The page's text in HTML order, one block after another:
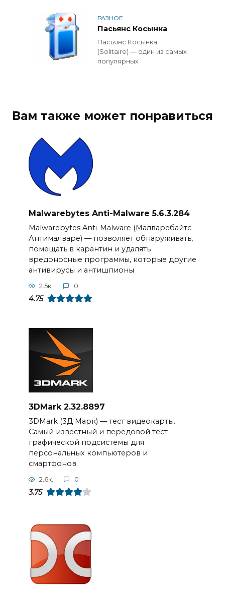
РАЗНОЕ
Пасьянс Косынка
Пасьянс Косынка
(Solitaire) — один из самых
популярных
Вам также может понравиться
Malwarebytes Anti-Malware 5.6.3.284
Malwarebytes Anti-Malware (Малваребайтс
Антималваре) — позволяет обнаруживать,
помещать в карантин и удалять
вредоносные программы, которые другие
антивирусы и антишпионы
2.5к. 0
4.75
3DMark 2.32.8897
3DMark (3Д Марк) — тест видеокарты.
Самый известный и передовой тест
графической подсистемы для
персональных компьютеров и
смартфонов.
2.6к. 0
3.75